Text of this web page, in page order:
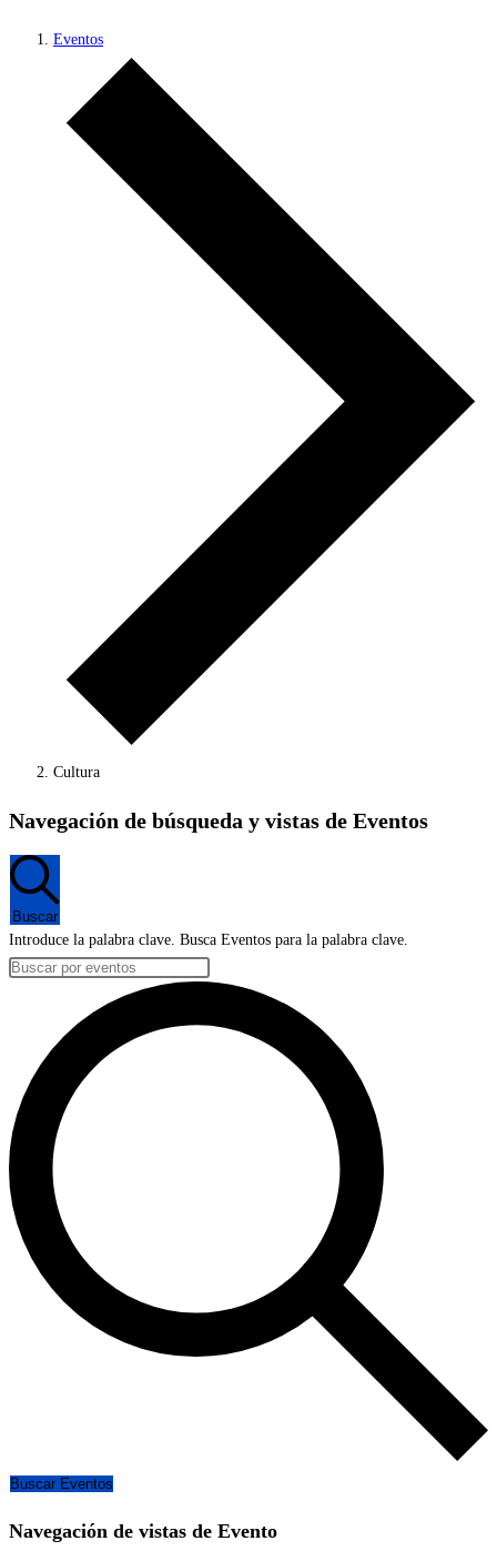
Eventos
Cultura
Eventos
28
marzo,
2024
Navegación de búsqueda y vistas de Eventos
Buscar
Introduce la palabra clave. Busca Eventos para la palabra clave.
Buscar Eventos
Navegación de vistas de Evento